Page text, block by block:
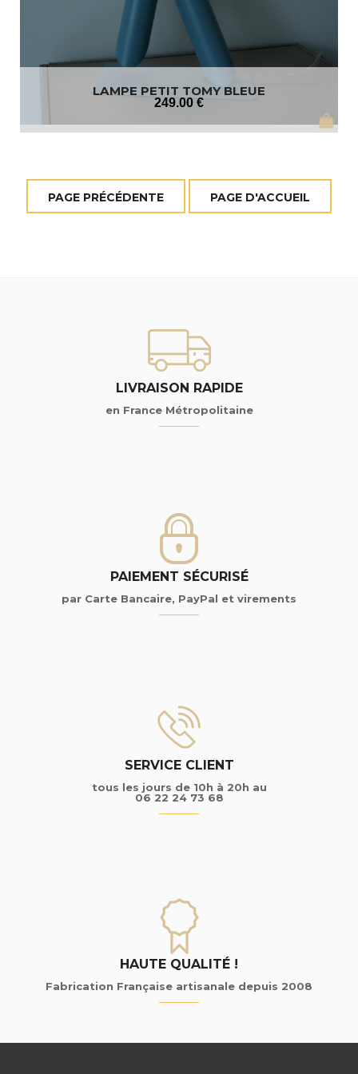
LAMPE PETIT TOMY BLEUE
249.00 €
LIVRAISON RAPIDE
en France Métropolitaine
PAIEMENT SÉCURISÉ
par Carte Bancaire, PayPal et virements
SERVICE CLIENT
tous les jours de 10h à 20h au
06 22 24 73 68
HAUTE QUALITÉ !
Fabrication Française artisanale depuis 2008